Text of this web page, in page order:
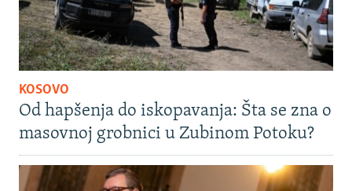
KOSOVO
Od hapšenja do iskopavanja: Šta se zna o
masovnoj grobnici u Zubinom Potoku?